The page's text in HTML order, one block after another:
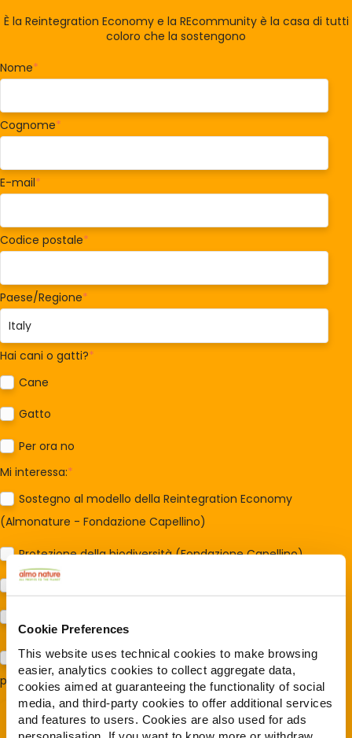
Cookie Preferences
This website uses technical cookies to make browsing
easier, analytics cookies to collect aggregate data,
cookies aimed at guaranteeing the functionality of social
media, and third-party cookies to offer additional services
and features to users. Cookies are also used for ads
È la Reintegration Economy e la REcommunity è la casa di tutti
coloro che la sostengono
Nome*
Cognome*
E-mail*
Codice postale*
Paese/Regione*
Hai cani o gatti?*
Cane
Gatto
Per ora no
Mi interessa:*
Sostegno al modello della Reintegration Economy
(Almonature - Fondazione Capellino)
Protezione della biodiversità (Fondazione Capellino)
Protezione dei cani e dei gatti (Almo Nature)
Acconsento al trattamento dei miei dati e dichiaro di aver
preso visione della Privacy Policy*